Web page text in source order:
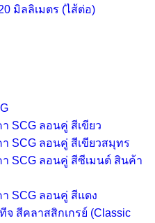
มิลลิเมตร (ไส้ต่อ)
SCG ลอนคู่ สีเขียว
า SCG ลอนคู่ สีเขียวสมุทร
า SCG ลอนคู่ สีซีเมนต์ สินค้า
า SCG ลอนคู่ สีแดง
จ สีคลาสสิกเกรย์ (Classic